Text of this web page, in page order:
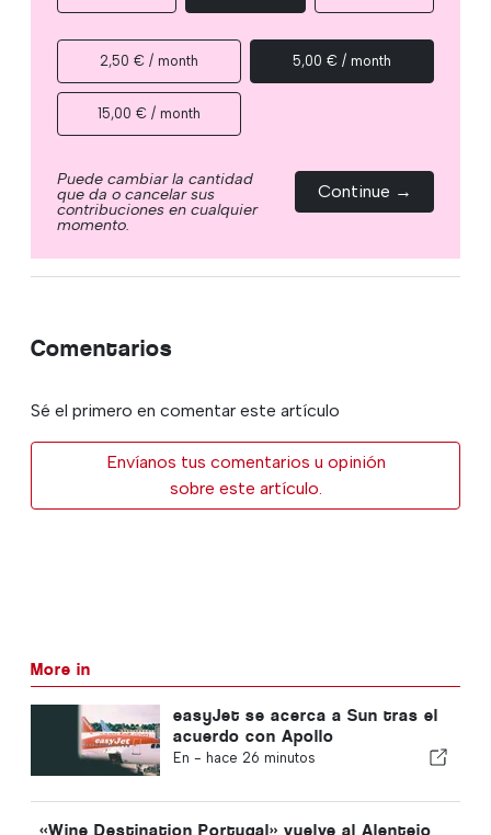
2,50 € / month 5,00 € / month
15,00 € / month
Puede cambiar la cantidad
que da o cancelar sus
contribuciones en cualquier
momento.
Continue →
Comentarios
Sé el primero en comentar este artículo
Envíanos tus comentarios u opinión
sobre este artículo.
More in
easyJet se acerca a Sun tras el
acuerdo con Apollo
En - hace 26 minutos
«Wine Destination Portugal» vuelve al Alentejo